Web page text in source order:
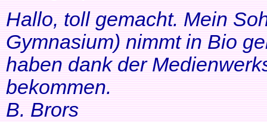
Hallo, toll gemacht. Mein
Gymnasium) nimmt in Bio
haben dank der
bekommen.
B. Brors